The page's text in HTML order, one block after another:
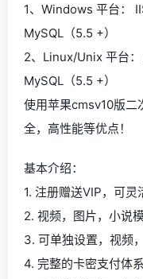
1、Windows 平台：
MySQL（5.5 +）
2、Linux/Unix 平台
MySQL（5.5 +）
使用苹果cmsv10版二
全，高性能等优点！
基本介绍：
1. 注册赠送VIP，可灵
2. 视频，图片，小说
3. 可单独设置，视频
4. 完整的卡密支付体